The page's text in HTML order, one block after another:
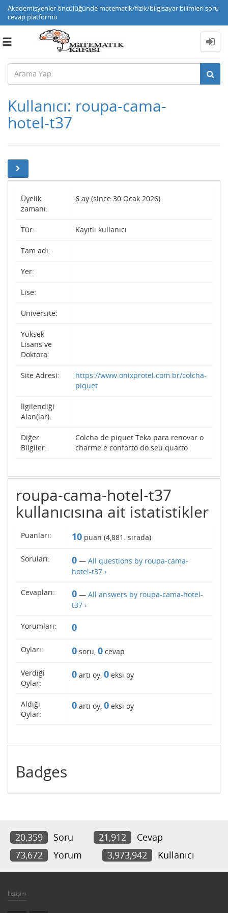
Akademisyenler öncülüğünde matematik/fizik/bilgisayar bilimleri soru
cevap platformu
Toggle
Kullanıcı: roupa-cama-
hotel-t37
Üyelik
zamanı:
6 ay (since 30 Ocak 2026)
Tür: Kayıtlı kullanıcı
Tam adı:
Yer:
Lise:
Üniversite:
Yüksek
Lisans ve
Doktora:
Site Adresi:
https://www.onixprotel.com.br/colcha-
piquet
İlgilendiği
Alan(lar):
Diğer
Bilgiler:
Colcha de piquet Teka para renovar o
charme e conforto do seu quarto
roupa-cama-hotel-t37
kullanıcısına ait istatistikler
Puanları: 10 puan (4,881 . sırada)
Soruları: 0 — All questions by roupa-cama-
hotel-t37 ›
Cevapları: 0 — All answers by roupa-cama-hotel-
t37 ›
Yorumları: 0
Oyları: 0 soru, 0 cevap
Verdiği
Oylar:
0 artı oy, 0 eksi oy
Aldığı
Oylar:
0 artı oy, 0 eksi oy
Badges
20,359 Soru 21,912
Cevap
73,672
Yorum 3,973,942 Kullanıcı
İletişim